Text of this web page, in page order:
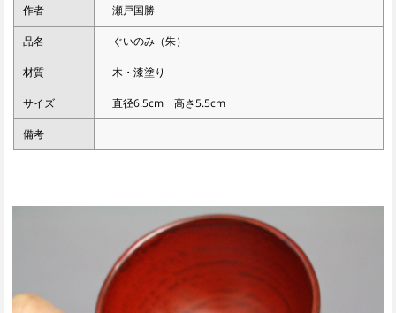
作者 瀬戸国勝
品名 ぐいのみ（朱）
材質 木・漆塗り
サイズ 直径6.5cm 高さ5.5cm
備考